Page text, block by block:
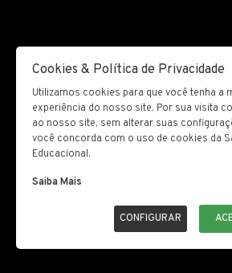
Cookies & Política de Privacidade
Utilizamos cookies para que você tenha a
experiência do nosso site. Por sua visita
ao nosso site, sem alterar suas
você concorda com o uso de cookies da
Educacional.
Saiba Mais
CONFIGURAR